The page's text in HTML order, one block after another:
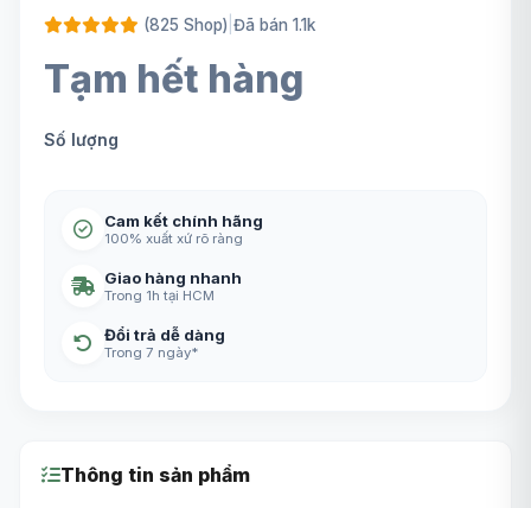
(825 Shop) Đã bán 1.1k
Tạm hết hàng
Số lượng
Cam kết chính hãng
100% xuất xứ rõ ràng
Giao hàng nhanh
Trong 1h tại HCM
Đổi trả dễ dàng
Trong 7 ngày*
Thông tin sản phẩm